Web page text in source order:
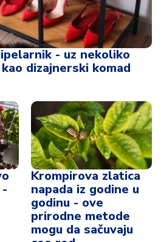
- uz nekoliko
dizajnerski komad
Krompirova zlatica
napada iz godine u
godinu - ove
prirodne metode
mogu da sačuvaju